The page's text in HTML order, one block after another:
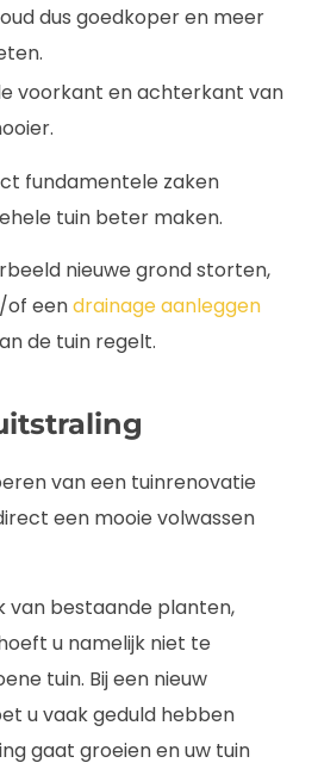
dus goedkoper en meer
voorkant en achterkant van
fundamentele zaken
tuin beter maken.
nieuwe grond storten,
of eendrainage aanleggen
de tuin regelt.
van een tuinrenovatie
een mooie volwassen
van bestaande planten,
u namelijk niet te
tuin. Bij een nieuw
u vaak geduld hebben
gaat groeien en uw tuin